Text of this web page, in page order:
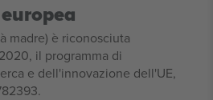
madre) è riconosciuta
il programma di
e dell'innovazione dell'UE,